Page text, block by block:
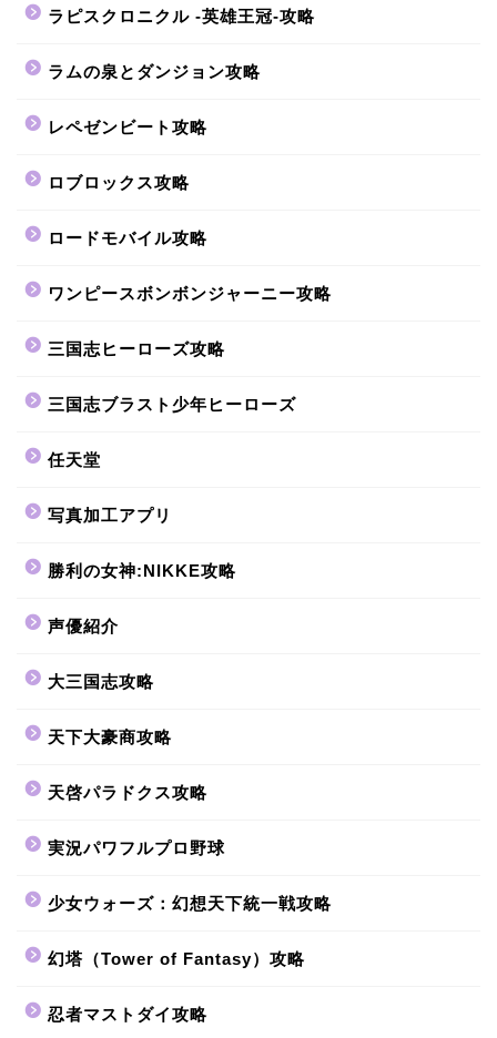
ラピスクロニクル -英雄王冠-攻略
ラムの泉とダンジョン攻略
レペゼンビート攻略
ロブロックス攻略
ロードモバイル攻略
ワンピースボンボンジャーニー攻略
三国志ヒーローズ攻略
三国志ブラスト少年ヒーローズ
任天堂
写真加工アプリ
勝利の女神:NIKKE攻略
声優紹介
大三国志攻略
天下大豪商攻略
天啓パラドクス攻略
実況パワフルプロ野球
少女ウォーズ：幻想天下統一戦攻略
幻塔（Tower of Fantasy）攻略
忍者マストダイ攻略